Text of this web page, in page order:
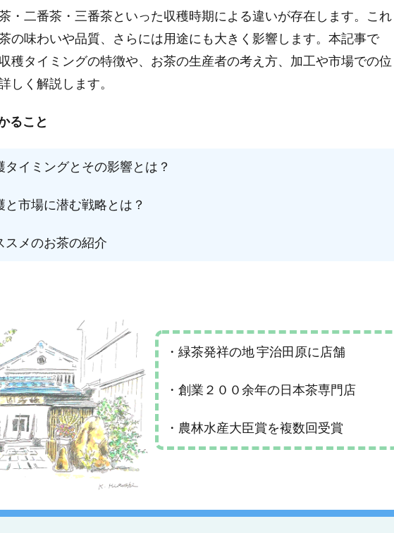
・二番茶・三番茶といった収穫時期による違いが存在します。これ
の味わいや品質、さらには用途にも大きく影響します。本記事で
穫タイミングの特徴や、お茶の生産者の考え方、加工や市場での位
しく解説します。
ること
イミングとその影響とは？
市場に潜む戦略とは？
メのお茶の紹介
・緑茶発祥の地 宇治田原に店舗
・創業２００余年の日本茶専門店
・農林水産大臣賞を複数回受賞